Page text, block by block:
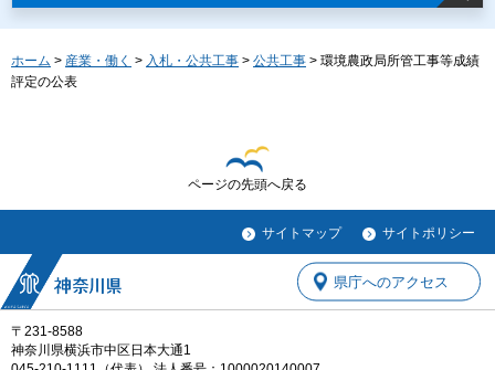
ホーム > 産業・働く > 入札・公共工事 > 公共工事 > 環境農政局所管工事等成績
評定の公表
ページの先頭へ戻る
サイトマップ サイトポリシー
〒231-8588
神奈川県横浜市中区日本大通1
県庁へのアクセス